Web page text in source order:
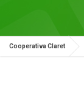
Cooperativa Claret